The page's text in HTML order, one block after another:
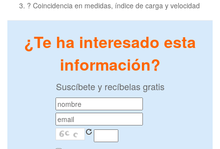
? Coincidencia en medidas, índice de carga y velocidad
¿Te ha interesado esta
información?
Suscíbete y recíbelas gratis